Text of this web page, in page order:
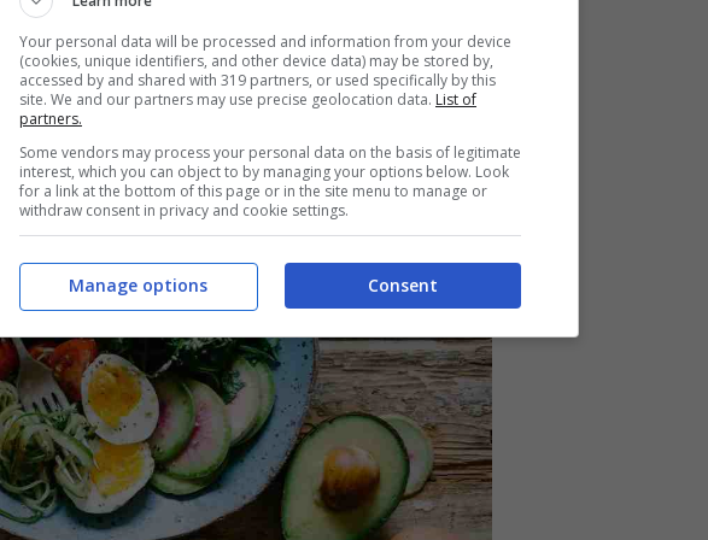
di troppo aiuta la fertilità
Your personal data will be processed and information from your device
(cookies, unique identifiers, and other device data) may be stored by,
accessed by and shared with 319 partners, or used specifically by this
site. We and our partners may use precise geolocation data. List of
partners.
Some vendors may process your personal data on the basis of legitimate
interest, which you can object to by managing your options below. Look
for a link at the bottom of this page or in the site menu to manage or
withdraw consent in privacy and cookie settings.
Consent
Manage options